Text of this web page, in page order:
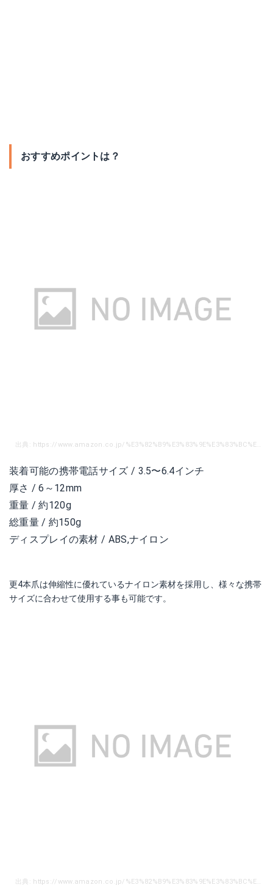
おすすめポイントは？
装着可能の携帯電話サイズ / 3.5〜6.4インチ
厚さ / 6～12mm
重量 / 約120g
総重量 / 約150g
ディスプレイの素材 / ABS,ナイロン
更4本爪は伸縮性に優れているナイロン素材を採用し、様々な携帯
サイズに合わせて使用する事も可能です。